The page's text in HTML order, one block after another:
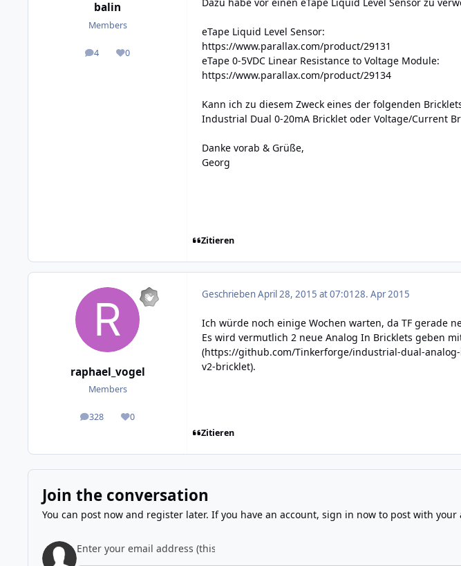
balin
Members
4
posts 0
Reputation
eTape Liquid Level Sensor:
https://www.parallax.com/product/29131
eTape 0-5VDC Linear Resistance to Voltage Module:
https://www.parallax.com/product/29134
Kann ich zu diesem Zweck eines der folgenden
Industrial Dual 0-20mA Bricklet oder Voltage/Current
Danke vorab & Grüße,
Georg
Zitieren
raphael_vogel
Members
328
posts 0
Reputation
GeschriebenApril 28, 2015 at 07:0128. Apr 2015
Ich würde noch einige Wochen warten, da TF gerade
Es wird vermutlich 2 neue Analog In Bricklets geben
(https://github.com/Tinkerforge/industrial-dual-
v2-bricklet).
Zitieren
Join the conversation
You can post now and register later. If you have an account, sign in nowto post with your